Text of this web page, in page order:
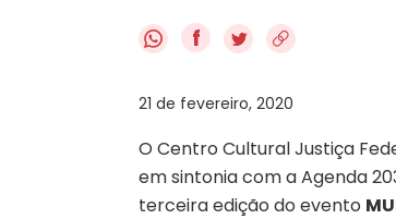
f
21 de fevereiro, 2020
O Centro Cultural Justiça
em sintonia com a Agenda
terceira edição do evento